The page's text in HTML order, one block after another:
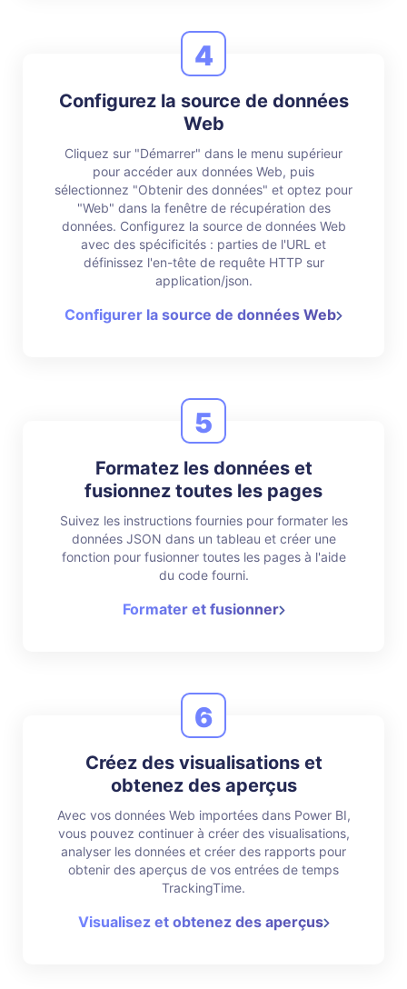
4
Configurez la source de données
Web
Cliquez sur "Démarrer" dans le menu supérieur
pour accéder aux données Web, puis
sélectionnez "Obtenir des données" et optez pour
"Web" dans la fenêtre de récupération des
données. Configurez la source de données Web
avec des spécificités : parties de l'URL et
définissez l'en-tête de requête HTTP sur
application/json.
Configurer la source de données Web
5
Formatez les données et
fusionnez toutes les pages
Suivez les instructions fournies pour formater les
données JSON dans un tableau et créer une
fonction pour fusionner toutes les pages à l'aide
du code fourni.
Formater et fusionner
6
Créez des visualisations et
obtenez des aperçus
Avec vos données Web importées dans Power BI,
vous pouvez continuer à créer des visualisations,
analyser les données et créer des rapports pour
obtenir des aperçus de vos entrées de temps
TrackingTime.
Visualisez et obtenez des aperçus